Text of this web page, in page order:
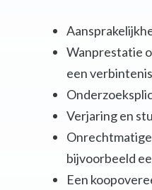
Wanprestatie
een verbintenis
Verjaring en
bijvoorbeeld
Een